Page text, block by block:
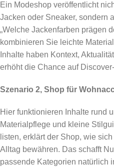
Ein Modeshop veröffentlicht
Jacken oder Sneaker, sondern
„Welche Jackenfarben prägen
kombinieren Sie leichte
Inhalte haben Kontext,
erhöht die Chance auf
Szenario 2, Shop für
Hier funktionieren Inhalte rund
Materialpflege und kleine
listen, erklärt der Shop, wie
Alltag bewähren. Das schafft
passende Kategorien natürlich